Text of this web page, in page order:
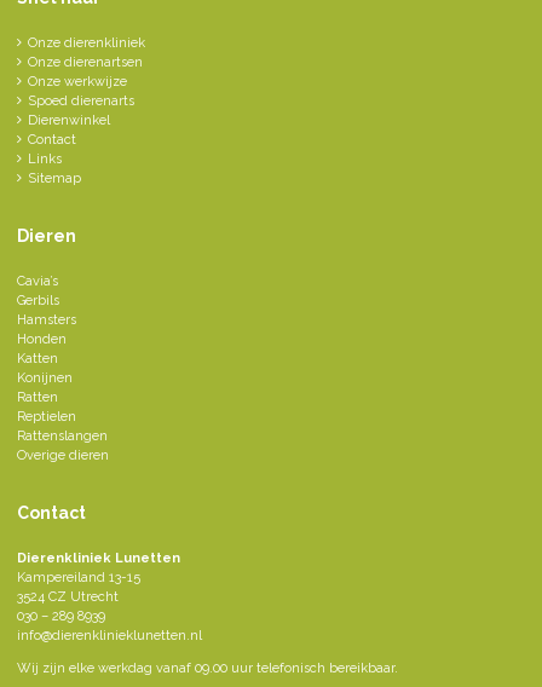
Onze dierenkliniek
Onze dierenartsen
Onze werkwijze
Spoed dierenarts
Dierenwinkel
Contact
Links
Sitemap
Dieren
Cavia’s
Gerbils
Hamsters
Honden
Katten
Konijnen
Ratten
Reptielen
Rattenslangen
Overige dieren
Contact
Dierenkliniek Lunetten
Kampereiland 13-15
3524 CZ Utrecht
030 – 289 8939
info@dierenklinieklunetten.nl
Wij zijn elke werkdag vanaf 09.00 uur telefonisch bereikbaar.